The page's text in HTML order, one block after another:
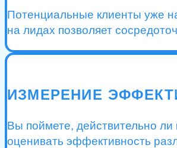
Потенциальные клиенты уже
на лидах позволяет
ИЗМЕРЕНИЕ
Вы поймете, действительно
оценивать эффективность